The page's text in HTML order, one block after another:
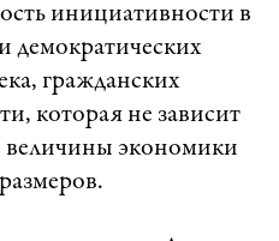
инициативности в
демократических
гражданских
которая не зависит
величины экономики